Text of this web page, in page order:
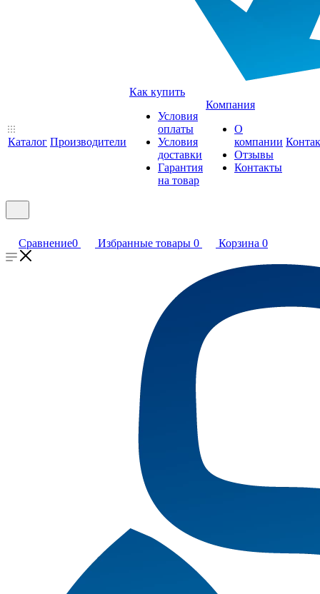
Каталог Производители
Как купить
Условия
оплаты
Условия
доставки
Гарантия
на товар
Компания
О
компании
Отзывы
Контакты
Сравнение0 Избранные товары 0 Корзина 0